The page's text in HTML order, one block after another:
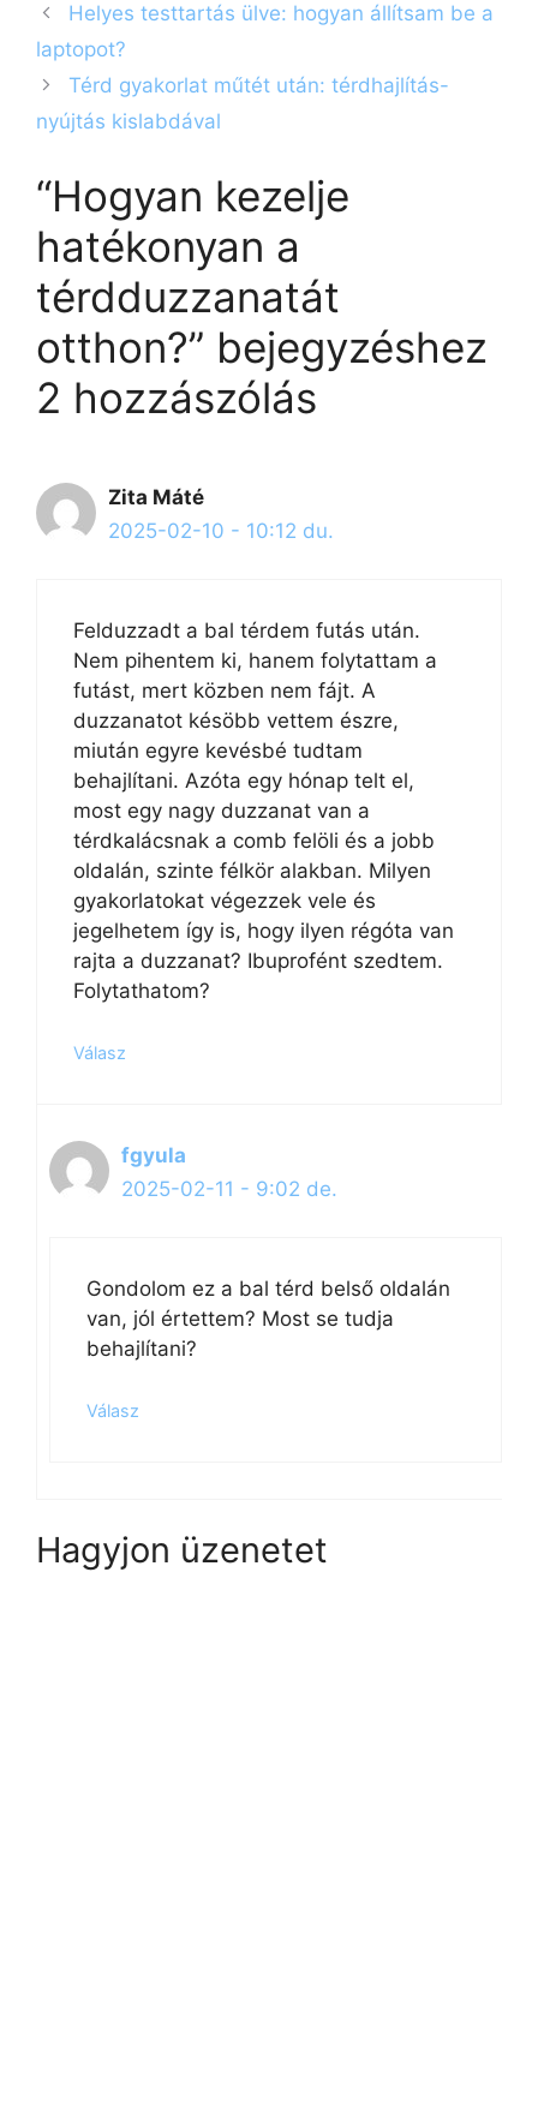
Helyes testtartás ülve: hogyan állítsam be a
laptopot?
Térd gyakorlat műtét után: térdhajlítás-
nyújtás kislabdával
“Hogyan kezelje
hatékonyan a
térdduzzanatát
otthon?” bejegyzéshez
2 hozzászólás
Zita Máté
2025-02-10 - 10:12 du.
Felduzzadt a bal térdem futás után.
Nem pihentem ki, hanem folytattam a
futást, mert közben nem fájt. A
duzzanatot késöbb vettem észre,
miután egyre kevésbé tudtam
behajlítani. Azóta egy hónap telt el,
most egy nagy duzzanat van a
térdkalácsnak a comb felöli és a jobb
oldalán, szinte félkör alakban. Milyen
gyakorlatokat végezzek vele és
jegelhetem így is, hogy ilyen régóta van
rajta a duzzanat? Ibuprofént szedtem.
Folytathatom?
Válasz
fgyula
2025-02-11 - 9:02 de.
Gondolom ez a bal térd belső oldalán
van, jól értettem? Most se tudja
behajlítani?
Válasz
Hagyjon üzenetet